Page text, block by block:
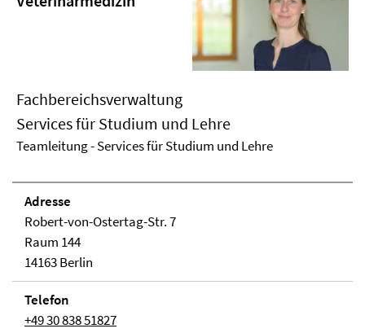
Fachbereichsverwaltung
Services für Studium und Lehre
Teamleitung - Services für Studium und Lehre
Adresse
Robert-von-Ostertag-Str. 7
Raum 144
14163 Berlin
Telefon
+49 30 838 51827